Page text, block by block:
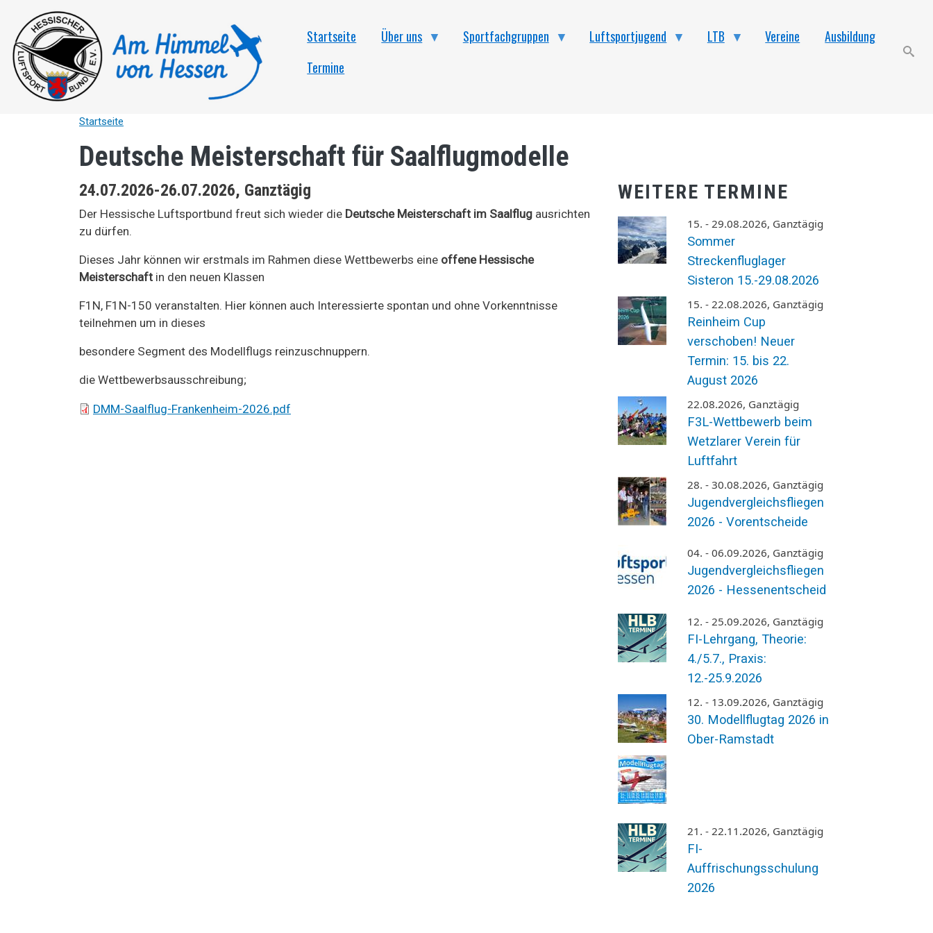
Startseite Über uns Sportfachgruppen Luftsportjugend LTB Vereine
Ausbildung
Termine
Startseite
Deutsche Meisterschaft für Saalflugmodelle
24.07.2026-26.07.2026, Ganztägig
Der Hessische Luftsportbund freut sich wieder die Deutsche Meisterschaft im Saalflug ausrichten
zu dürfen.
Dieses Jahr können wir erstmals im Rahmen diese Wettbewerbs eine offene Hessische
Meisterschaft in den neuen Klassen
F1N, F1N-150 veranstalten. Hier können auch Interessierte spontan und ohne Vorkenntnisse
teilnehmen um in dieses
besondere Segment des Modellflugs reinzuschnuppern.
die Wettbewerbsausschreibung;
Dokument
DMM-Saalflug-Frankenheim-2026.pdf
WEITERE TERMINE
15. - 29.08.2026, Ganztägig
Sommer
Streckenfluglager
Sisteron 15.-29.08.2026
15. - 22.08.2026, Ganztägig
Reinheim Cup
verschoben! Neuer
Termin: 15. bis 22.
August 2026
22.08.2026, Ganztägig
F3L-Wettbewerb beim
Wetzlarer Verein für
Luftfahrt
28. - 30.08.2026, Ganztägig
Jugendvergleichsfliegen
2026 - Vorentscheide
04. - 06.09.2026, Ganztägig
Jugendvergleichsfliegen
2026 - Hessenentscheid
12. - 25.09.2026, Ganztägig
FI-Lehrgang, Theorie:
4./5.7., Praxis:
12.-25.9.2026
12. - 13.09.2026, Ganztägig
30. Modellflugtag 2026 in
Ober-Ramstadt
21. - 22.11.2026, Ganztägig
FI-
Auffrischungsschulung
2026